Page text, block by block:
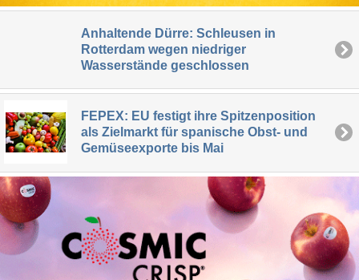
Anhaltende Dürre: Schleusen in
Rotterdam wegen niedriger
Wasserstände geschlossen
FEPEX: EU festigt ihre Spitzenposition
als Zielmarkt für spanische Obst- und
Gemüseexporte bis Mai